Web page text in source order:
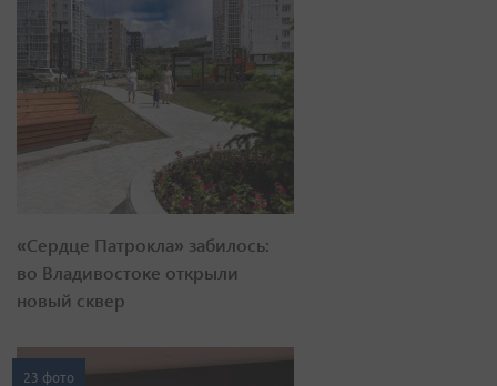
«Сердце Патрокла» забилось:
во Владивостоке открыли
новый сквер
23 фото